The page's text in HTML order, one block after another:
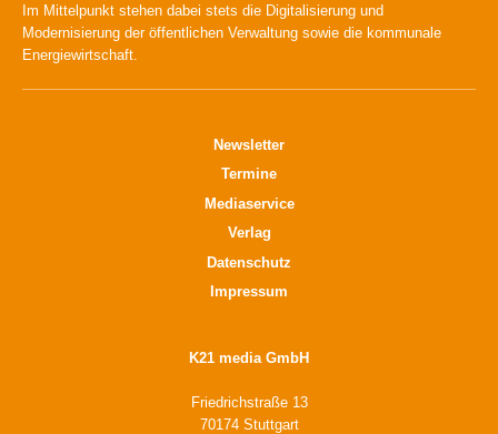
Im Mittelpunkt stehen dabei stets die Digitalisierung und
Modernisierung der öffentlichen Verwaltung sowie die kommunale
Energiewirtschaft.
Newsletter
Termine
Mediaservice
Verlag
Datenschutz
Impressum
K21 media GmbH
Friedrichstraße 13
70174 Stuttgart